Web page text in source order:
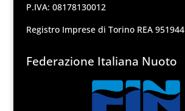
P.IVA: 08178130012
Registro Imprese di Torino REA 951944
Federazione Italiana Nuoto